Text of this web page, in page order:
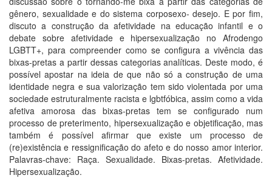
gênero, sexualidade e do sistema corposexo- desejo. E por fim,
discuto a construção da afetividade na educação infantil e o
debate sobre afetividade e hipersexualização no Afrodengo
LGBTT+, para compreender como se configura a vivência das
bixas-pretas a partir dessas categorias analíticas. Deste modo, é
possível apostar na ideia de que não só a construção de uma
identidade negra e sua valorização tem sido violentada por uma
sociedade estruturalmente racista e lgbtfóbica, assim como a vida
afetiva amorosa das bixas-pretas tem se configurado num
processo de preterimento, hipersexualização e objetificação, mas
também é possível afirmar que existe um processo de
(re)existência e ressignificação do afeto e do nosso amor interior.
Palavras-chave: Raça. Sexualidade. Bixas-pretas. Afetividade.
Hipersexualização.